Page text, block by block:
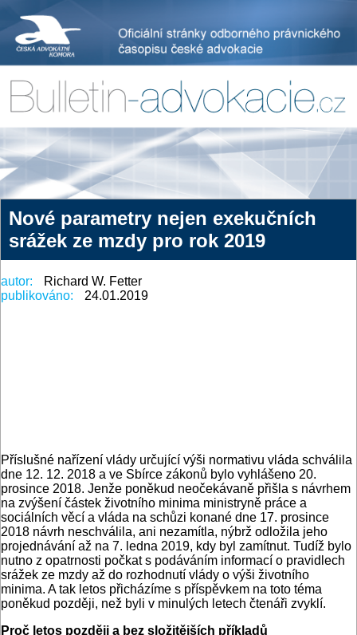
Nové parametry nejen exekučních
srážek ze mzdy pro rok 2019
autor:
Richard W. Fetter
publikováno:
24.01.2019
Příslušné nařízení vlády určující výši normativu vláda schválila
dne 12. 12. 2018 a ve Sbírce zákonů bylo vyhlášeno 20.
prosince 2018. Jenže poněkud neočekávaně přišla s návrhem
na zvýšení částek životního minima ministryně práce a
sociálních věcí a vláda na schůzi konané dne 17. prosince
2018 návrh neschválila, ani nezamítla, nýbrž odložila jeho
projednávání až na 7. ledna 2019, kdy byl zamítnut. Tudíž bylo
nutno z opatrnosti počkat s podáváním informací o pravidlech
srážek ze mzdy až do rozhodnutí vlády o výši životního
minima. A tak letos přicházíme s příspěvkem na toto téma
poněkud později, než byli v minulých letech čtenáři zvyklí.
Proč letos později a bez složitějších příkladů